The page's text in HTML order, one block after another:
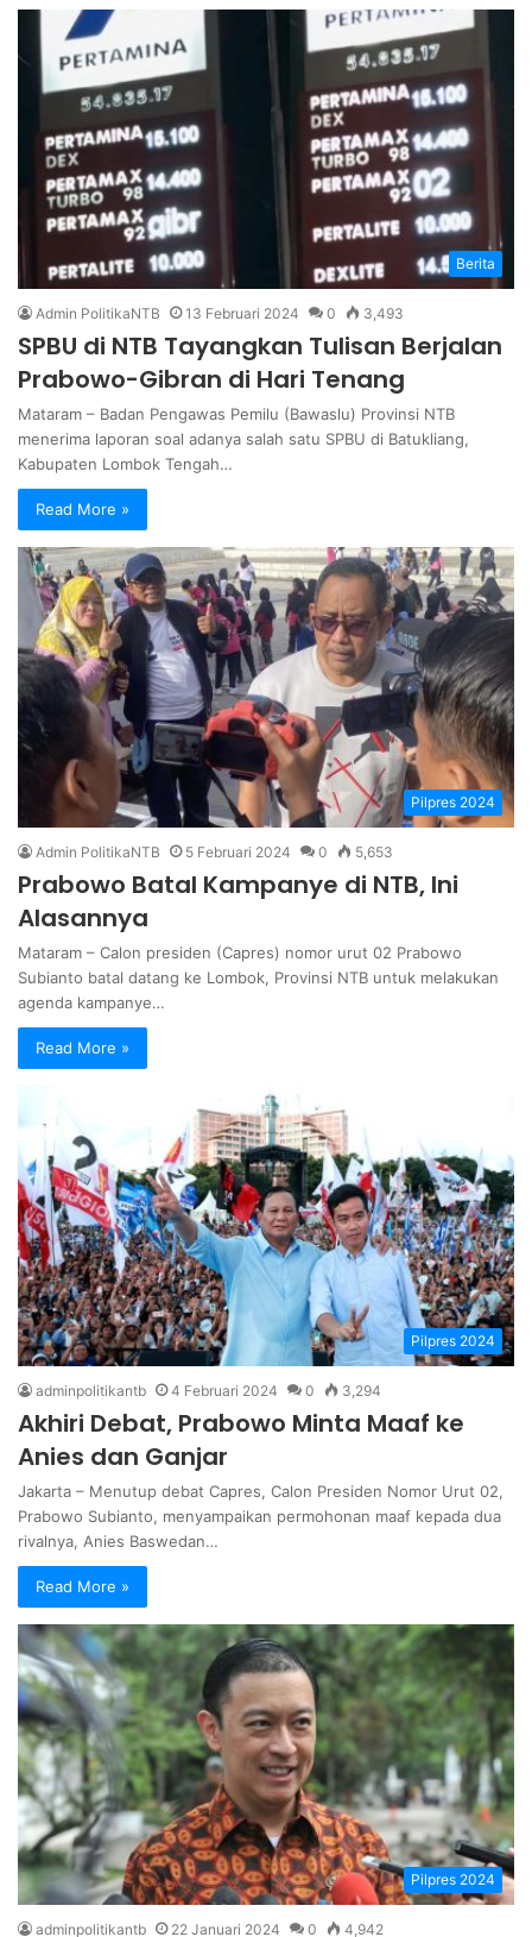
Berita
Admin PolitikaNTB 13 Februari 2024 0 3,493
SPBU di NTB Tayangkan Tulisan Berjalan
Prabowo-Gibran di Hari Tenang
Mataram – Badan Pengawas Pemilu (Bawaslu) Provinsi NTB
menerima laporan soal adanya salah satu SPBU di Batukliang,
Kabupaten Lombok Tengah…
Read More »
Pilpres 2024
Admin PolitikaNTB 5 Februari 2024 0 5,653
Prabowo Batal Kampanye di NTB, Ini
Alasannya
Mataram – Calon presiden (Capres) nomor urut 02 Prabowo
Subianto batal datang ke Lombok, Provinsi NTB untuk melakukan
agenda kampanye…
Read More »
Pilpres 2024
adminpolitikantb 4 Februari 2024 0 3,294
Akhiri Debat, Prabowo Minta Maaf ke
Anies dan Ganjar
Jakarta – Menutup debat Capres, Calon Presiden Nomor Urut 02,
Prabowo Subianto, menyampaikan permohonan maaf kepada dua
rivalnya, Anies Baswedan…
Read More »
Pilpres 2024
adminpolitikantb 22 Januari 2024 0 4,942